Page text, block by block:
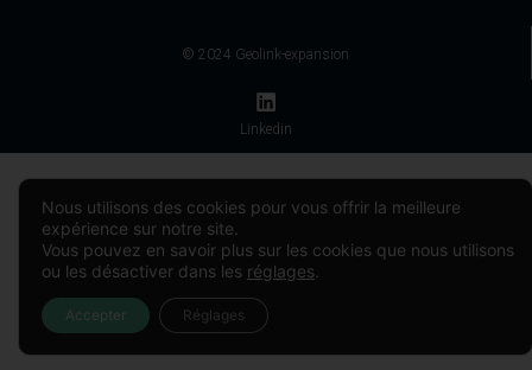
© 2024 Geolink-expansion
Linkedin
Nous utilisons des cookies pour vous offrir la meilleure
expérience sur notre site.
Vous pouvez en savoir plus sur les cookies que nous utilisons
ou les désactiver dans les réglages
Accepter Réglages